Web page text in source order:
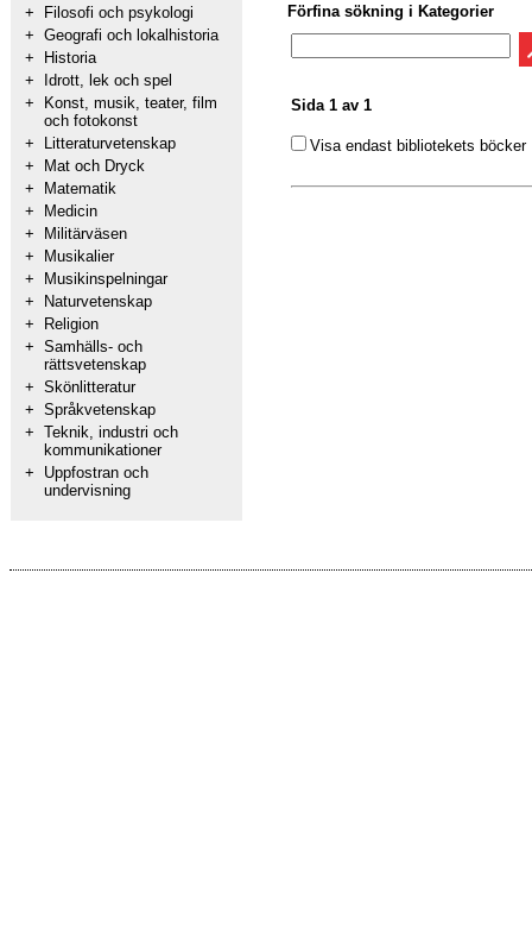
+
Filosofi och psykologi
+ Geografi och lokalhistoria
+
Historia
+
Idrott, lek och spel
+
Konst, musik, teater, film
och fotokonst
+
Litteraturvetenskap
+
Mat och Dryck
+
Matematik
+
Medicin
+
Militärväsen
+
Musikalier
+
Musikinspelningar
+
Naturvetenskap
+
Religion
+ Samhälls- och
rättsvetenskap
+ Skönlitteratur
+ Språkvetenskap
+ Teknik, industri och
kommunikationer
+
Uppfostran och
undervisning
Förfina sökning i Kategorier
Sida 1 av 1
Visa endast bibliotekets böcker